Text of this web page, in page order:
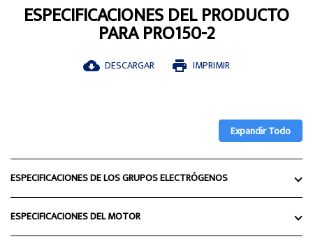
ESPECIFICACIONES DEL PRODUCTO
PARA PRO150-2
cloud_download DESCARGAR print IMPRIMIR
Expandir Todo
ESPECIFICACIONES DE LOS GRUPOS ELECTRÓGENOS
ESPECIFICACIONES DEL MOTOR